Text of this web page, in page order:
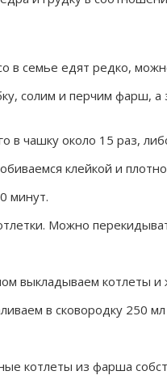
в семье едят редко,
солим и перчим фарш,
в чашку около 15 раз,
клейкой и
минут.
Можно
выкладываем котлеты
в сковородку 250
котлеты из фарша